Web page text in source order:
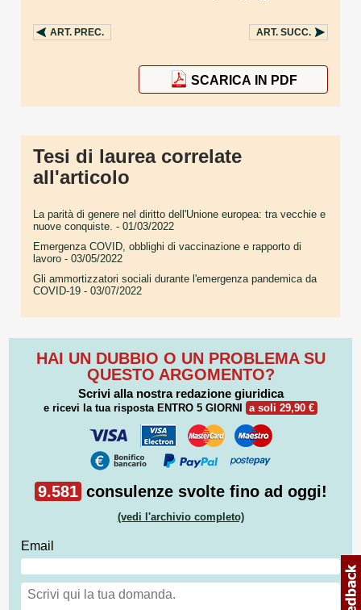
ART. PREC. ART. SUCC.
SCARICA IN PDF
Tesi di laurea correlate
all'articolo
La parità di genere nel diritto dell'Unione europea: tra vecchie e
nuove conquiste. - 01/03/2022
Emergenza COVID, obblighi di vaccinazione e rapporto di
lavoro - 03/05/2022
Gli ammortizzatori sociali durante l'emergenza pandemica da
COVID-19 - 03/07/2022
HAI UN DUBBIO O UN PROBLEMA SU
QUESTO ARGOMENTO?
Scrivi alla nostra redazione giuridica
e ricevi la tua risposta ENTRO 5 GIORNI a soli 29,90 €
9.581 consulenze svolte fino ad oggi!
(vedi l'archivio completo)
Email